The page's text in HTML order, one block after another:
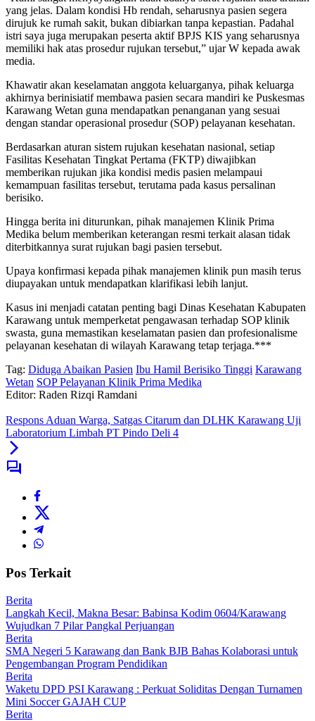
yang jelas. Dalam kondisi Hb rendah, seharusnya pasien segera
dirujuk ke rumah sakit, bukan dibiarkan tanpa kepastian. Padahal
istri saya juga merupakan peserta aktif BPJS KIS yang seharusnya
memiliki hak atas prosedur rujukan tersebut,” ujar W kepada awak
media.
Khawatir akan keselamatan anggota keluarganya, pihak keluarga
akhirnya berinisiatif membawa pasien secara mandiri ke Puskesmas
Karawang Wetan guna mendapatkan penanganan yang sesuai
dengan standar operasional prosedur (SOP) pelayanan kesehatan.
Berdasarkan aturan sistem rujukan kesehatan nasional, setiap
Fasilitas Kesehatan Tingkat Pertama (FKTP) diwajibkan
memberikan rujukan jika kondisi medis pasien melampaui
kemampuan fasilitas tersebut, terutama pada kasus persalinan
berisiko.
Hingga berita ini diturunkan, pihak manajemen Klinik Prima
Medika belum memberikan keterangan resmi terkait alasan tidak
diterbitkannya surat rujukan bagi pasien tersebut.
Upaya konfirmasi kepada pihak manajemen klinik pun masih terus
diupayakan untuk mendapatkan klarifikasi lebih lanjut.
Kasus ini menjadi catatan penting bagi Dinas Kesehatan Kabupaten
Karawang untuk memperketat pengawasan terhadap SOP klinik
swasta, guna memastikan keselamatan pasien dan profesionalisme
pelayanan kesehatan di wilayah Karawang tetap terjaga.***
Tag: Diduga Abaikan Pasien Ibu Hamil Berisiko Tinggi Karawang
Wetan SOP Pelayanan Klinik Prima Medika
Editor: Raden Rizqi Ramdani
Respons Aduan Warga, Satgas Citarum dan DLHK Karawang Uji
Laboratorium Limbah PT Pindo Deli 4
Pos Terkait
Berita
Langkah Kecil, Makna Besar: Babinsa Kodim 0604/Karawang
Wujudkan 7 Pilar Pangkal Perjuangan
Berita
SMA Negeri 5 Karawang dan Bank BJB Bahas Kolaborasi untuk
Pengembangan Program Pendidikan
Berita
Waketu DPD PSI Karawang : Perkuat Soliditas Dengan Turnamen
Mini Soccer GAJAH CUP
Berita